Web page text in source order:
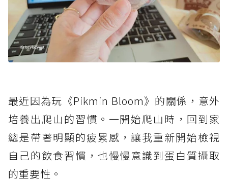
最近因為玩《Pikmin Bloom》的關係，意外
培養出爬山的習慣。一開始爬山時，回到家
總是帶著明顯的疲累感，讓我重新開始檢視
自己的飲食習慣，也慢慢意識到蛋白質攝取
的重要性。